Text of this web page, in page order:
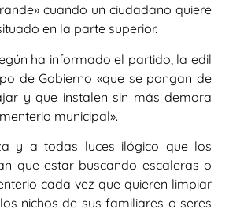
cuando un ciudadano quiere
en la parte superior.
ha informado el partido, la edil
de Gobierno «que se pongan de
y que instalen sin más demora
municipal».
y a todas luces ilógico que los
que estar buscando escaleras o
cada vez que quieren limpiar
nichos de sus familiares o seres